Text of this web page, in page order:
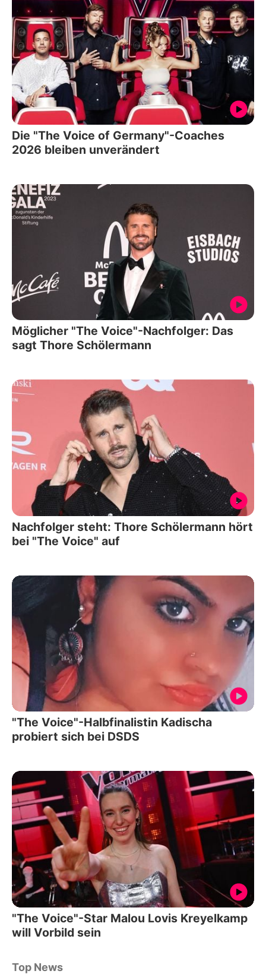
Die "The Voice of Germany"-Coaches
2026 bleiben unverändert
Möglicher "The Voice"-Nachfolger: Das
sagt Thore Schölermann
Nachfolger steht: Thore Schölermann hört
bei "The Voice" auf
"The Voice"-Halbfinalistin Kadischa
probiert sich bei DSDS
"The Voice"-Star Malou Lovis Kreyelkamp
will Vorbild sein
Top News